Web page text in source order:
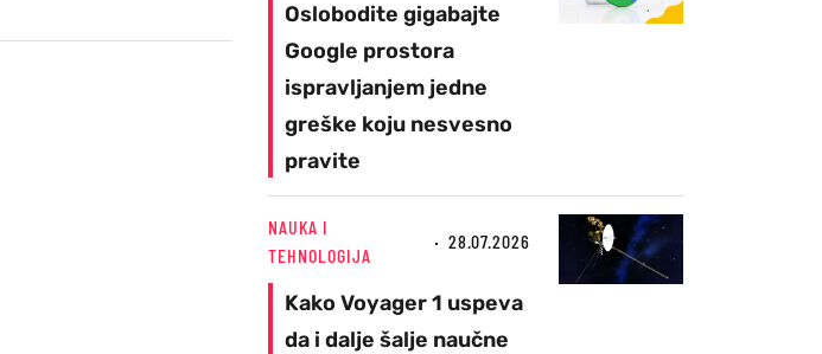
Oslobodite gigabajte
Google prostora
ispravljanjem jedne
greške koju nesvesno
pravite
NAUKA I
TEHNOLOGIJA
28.07.2026
Kako Voyager 1 uspeva
da i dalje šalje naučne